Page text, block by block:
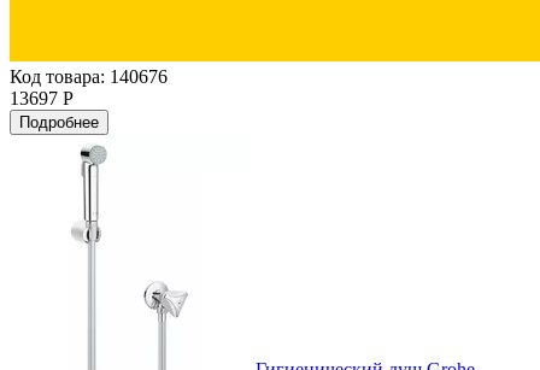
Код товара: 140676
13697 Р
Подробнее